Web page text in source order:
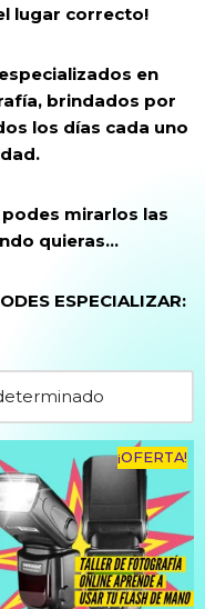
lugar correcto!
en
brindados por
los días cada uno
podes mirarlos las
quieras…
ESPECIALIZAR:
¡OFERTA!